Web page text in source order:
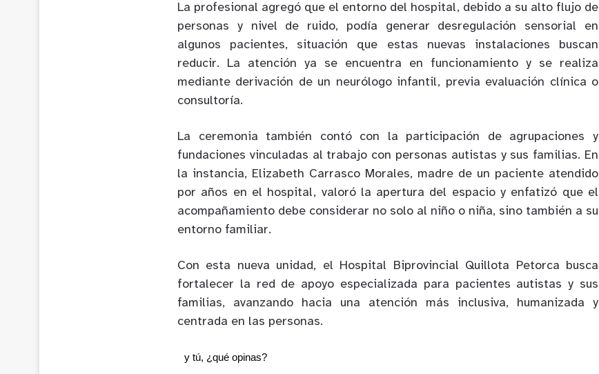
La profesional agregó que el entorno del hospital, debido a su alto flujo de
personas y nivel de ruido, podía generar desregulación sensorial en
algunos pacientes, situación que estas nuevas instalaciones buscan
reducir. La atención ya se encuentra en funcionamiento y se realiza
mediante derivación de un neurólogo infantil, previa evaluación clínica o
consultoría.
La ceremonia también contó con la participación de agrupaciones y
fundaciones vinculadas al trabajo con personas autistas y sus familias. En
la instancia, Elizabeth Carrasco Morales, madre de un paciente atendido
por años en el hospital, valoró la apertura del espacio y enfatizó que el
acompañamiento debe considerar no solo al niño o niña, sino también a su
entorno familiar.
Con esta nueva unidad, el Hospital Biprovincial Quillota Petorca busca
fortalecer la red de apoyo especializada para pacientes autistas y sus
familias, avanzando hacia una atención más inclusiva, humanizada y
centrada en las personas.
y tú, ¿qué opinas?